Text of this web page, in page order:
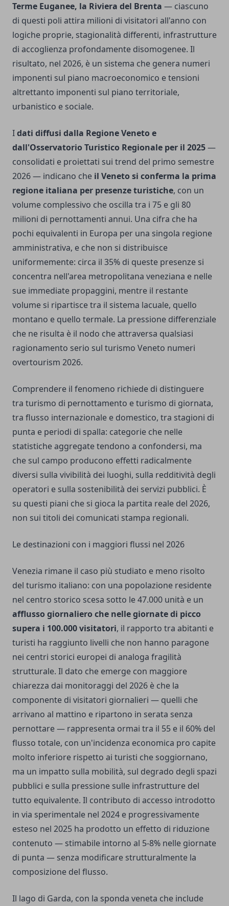
Terme Euganee, la Riviera del Brenta — ciascuno
di questi poli attira milioni di visitatori all'anno con
logiche proprie, stagionalità differenti, infrastrutture
di accoglienza profondamente disomogenee. Il
risultato, nel 2026, è un sistema che genera numeri
imponenti sul piano macroeconomico e tensioni
altrettanto imponenti sul piano territoriale,
urbanistico e sociale.
Idati diffusi dalla Regione Veneto e
dall'Osservatorio Turistico Regionale per il 2025—
consolidati e proiettati sui trend del primo semestre
2026 — indicano che il Veneto si conferma la prima
regione italiana per presenze turistiche, con un
volume complessivo che oscilla tra i 75 e gli 80
milioni di pernottamenti annui. Una cifra che ha
pochi equivalenti in Europa per una singola regione
amministrativa, e che non si distribuisce
uniformemente: circa il 35% di queste presenze si
concentra nell'area metropolitana veneziana e nelle
sue immediate propaggini, mentre il restante
volume si ripartisce tra il sistema lacuale, quello
montano e quello termale. La pressione differenziale
che ne risulta è il nodo che attraversa qualsiasi
ragionamento serio sul turismo Veneto numeri
overtourism 2026.
Comprendere il fenomeno richiede di distinguere
tra turismo di pernottamento e turismo di giornata,
tra flusso internazionale e domestico, tra stagioni di
punta e periodi di spalla: categorie che nelle
statistiche aggregate tendono a confondersi, ma
che sul campo producono effetti radicalmente
diversi sulla vivibilità dei luoghi, sulla redditività degli
operatori e sulla sostenibilità dei servizi pubblici. È
su questi piani che si gioca la partita reale del 2026,
non sui titoli dei comunicati stampa regionali.
Le destinazioni con i maggiori flussi nel 2026
Venezia rimane il caso più studiato e meno risolto
del turismo italiano: con una popolazione residente
nel centro storico scesa sotto le 47.000 unità e un
afflusso giornaliero che nelle giornate di picco
supera i 100.000 visitatori, il rapporto tra abitanti e
turisti ha raggiunto livelli che non hanno paragone
nei centri storici europei di analoga fragilità
strutturale. Il dato che emerge con maggiore
chiarezza dai monitoraggi del 2026 è che la
componente di visitatori giornalieri — quelli che
arrivano al mattino e ripartono in serata senza
pernottare — rappresenta ormai tra il 55 e il 60% del
flusso totale, con un'incidenza economica pro capite
molto inferiore rispetto ai turisti che soggiornano,
ma un impatto sulla mobilità, sul degrado degli spazi
pubblici e sulla pressione sulle infrastrutture del
tutto equivalente. Il contributo di accesso introdotto
in via sperimentale nel 2024 e progressivamente
esteso nel 2025 ha prodotto un effetto di riduzione
contenuto — stimabile intorno al 5-8% nelle giornate
di punta — senza modificare strutturalmente la
composizione del flusso.
Il lago di Garda, con la sponda veneta che include